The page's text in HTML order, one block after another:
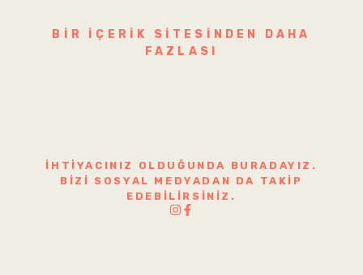
BIR IÇERIK SITESINDEN DAHA
FAZLASI
İHTIYACINIZ OLDUĞUNDA BURADAYIZ.
BIZI SOSYAL MEDYADAN DA TAKIP
EDEBILIRSINIZ.